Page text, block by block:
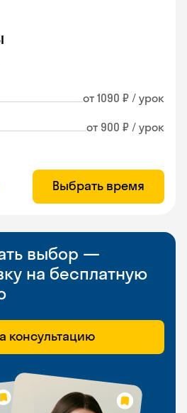
от 1090 ₽ / урок
от 900 ₽ / урок
Выбрать время
выбор —
на бесплатную
консультацию